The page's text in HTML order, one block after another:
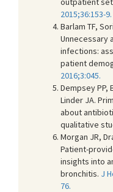
2015;36:153-9.
Barlam TF,
Unnecessary
infections:
patient
2016;3:045.
Dempsey PP,
Linder JA.
about
qualitative
Morgan JR,
Patient-
insights into
bronchitis. J
76.